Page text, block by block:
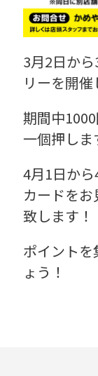
3月2日か
リーを開催
期間中
一個押しま
4月1日か
カードを
致します！
ポイント
ょう！